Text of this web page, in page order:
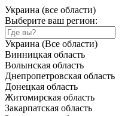
Украина (все области)
Выберите ваш регион:
Украина (Все области)
Винницкая область
Волынская область
Днепропетровская область
Донецкая область
Житомирская область
Закарпатская область